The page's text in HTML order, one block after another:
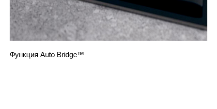
Функция Auto Bridge™